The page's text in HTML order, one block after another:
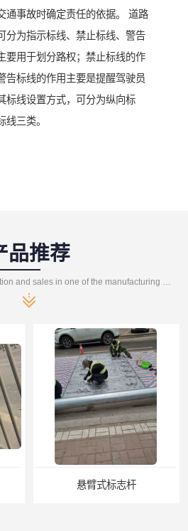
通事故时确定责任的依据。 道路
分为指示标线、禁止标线、警告
要用于划分路权；禁止标线的作
告标线的作用主要是提醒驾驶员
标线设置方式，可分为纵向标
三类。
品推荐
悬臂式标志杆